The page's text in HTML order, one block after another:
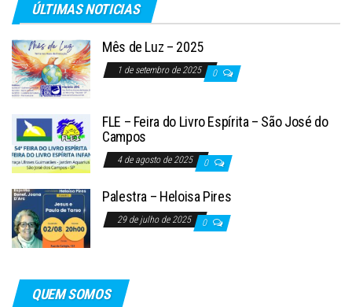
ÚLTIMAS NOTICIAS
Mês de Luz – 2025
1 de setembro de 2025 0
FLE – Feira do Livro Espírita – São José do
Campos
4 de agosto de 2025 0
Palestra – Heloisa Pires
29 de julho de 2025 0
QUEM SOMOS